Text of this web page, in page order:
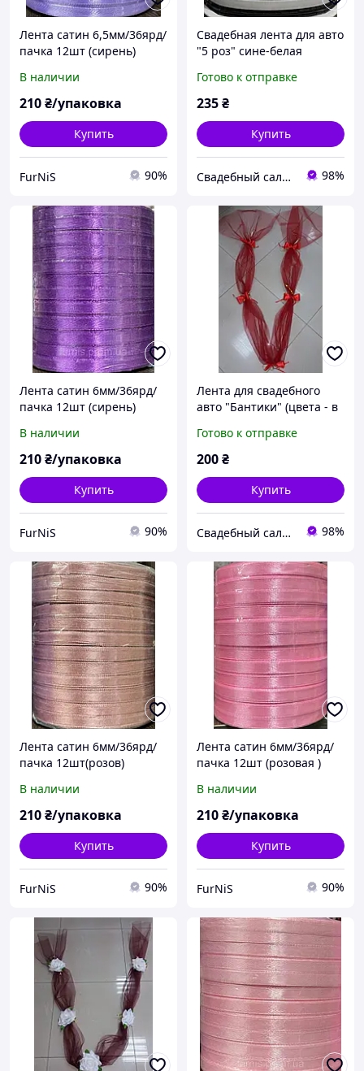
Лента сатин 6,5мм/36ярд/
пачка 12шт (сирень)
В наличии
210₴/упаковка
Купить
FurNiS 90%
Свадебная лента для авто
"5 роз" сине-белая
Готово к отправке
235₴
Купить
Свадебный салон "ПРИНЦЕССА" 98%
Лента сатин 6мм/36ярд/
пачка 12шт (сирень)
В наличии
210₴/упаковка
Купить
FurNiS 90%
Лента для свадебного
авто "Бантики" (цвета - в
Готово к отправке
200₴
Купить
Свадебный салон "ПРИНЦЕССА" 98%
Лента сатин 6мм/36ярд/
пачка 12шт(розов)
В наличии
210₴/упаковка
Купить
FurNiS 90%
Лента сатин 6мм/36ярд/
пачка 12шт (розовая )
В наличии
210₴/упаковка
Купить
FurNiS 90%